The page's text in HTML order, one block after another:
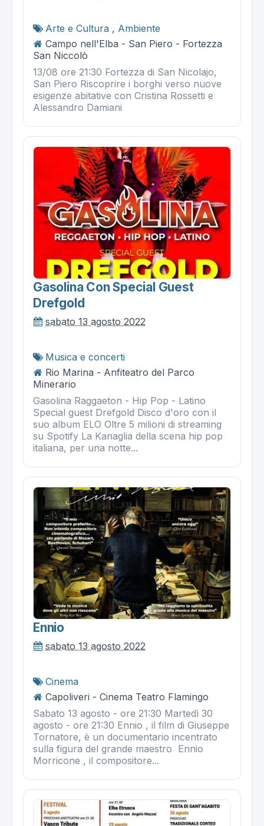
Arte e Cultura , Ambiente
Campo nell'Elba - San Piero - Fortezza
San Niccolò
13/08 ore 21:30 Fortezza di San Nicolajo,
San Piero Riscoprire i borghi verso nuove
esigenze abitative con Cristina Rossetti e
Alessandro Damiani
Gasolina Con Special Guest
Drefgold
sabato 13 agosto 2022
Musica e concerti
Rio Marina - Anfiteatro del Parco
Minerario
Gasolina Raggaeton - Hip Pop - Latino
Special guest Drefgold Disco d'oro con il
suo album ELO Oltre 5 milioni di streaming
su Spotify La Kanaglia della scena hip pop
italiana, per una notte...
Ennio
sabato 13 agosto 2022
Cinema
Capoliveri - Cinema Teatro Flamingo
Sabato 13 agosto - ore 21:30 Martedì 30
agosto - ore 21:30 Ennio , il film di Giuseppe
Tornatore, è un documentario incentrato
sulla figura del grande maestro Ennio
Morricone , il compositore...